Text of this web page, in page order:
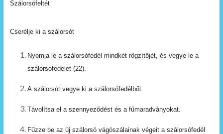
Szálorsófeltét
Cserélje ki a szálorsót
Nyomja le a szálorsófedél mindkét rögzítőjét, és vegye le a
szálorsófedelet (22).
A szálorsót vegye ki a szálorsófedélből.
Távolítsa el a szennyeződést és a fűmaradványokat.
Fűzze be az új szálorsó vágószálainak végeit a szálorsófedél